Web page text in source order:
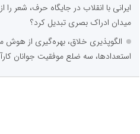
ایرانی با انقلاب در جایگاه حرف، شعر
میدان ادراک بصری تبدیل کرد؟
الگوپذیری خلاق، بهره‌گیری از
استعدادها، سه ضلع موفقیت جوانان